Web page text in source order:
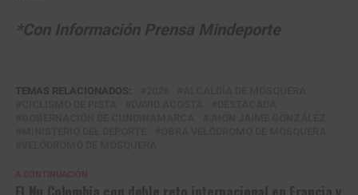
*Con Información Prensa Mindeporte
TEMAS RELACIONADOS:
A CONTINUACIÓN